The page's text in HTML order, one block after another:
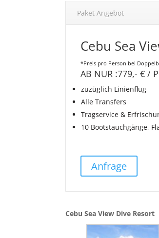
Paket Angebot
Cebu Sea
*Preis pro Person bei
AB NUR :779,- € /
zuzüglich Linienflug
Alle Transfers
Tragservice &
10 Bootstauchgänge,
Anfrage
Cebu Sea View Dive Resort